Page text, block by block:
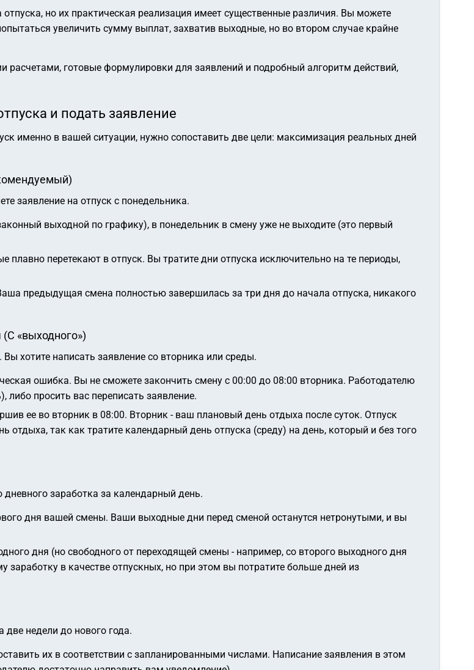
но их практическая реализация имеет существенные различия. Вы можете
увеличить сумму выплат, захватив выходные, но во втором случае крайне
готовые формулировки для заявлений и подробный алгоритм действий,
и подать заявление
именно в вашей ситуации, нужно сопоставить две цели: максимизация реальных дней
заявление на отпуск с понедельника.
выходной по графику), в понедельник в смену уже не выходите (это первый
перетекают в отпуск. Вы тратите дни отпуска исключительно на те периоды,
предыдущая смена полностью завершилась за три дня до начала отпуска, никакого
«выходного»)
хотите написать заявление со вторника или среды.
ошибка. Вы не сможете закончить смену с 00:00 до 08:00 вторника. Работодателю
либо просить вас переписать заявление.
ее во вторник в 08:00. Вторник - ваш плановый день отдыха после суток. Отпуск
отдыха, так как тратите календарный день отпуска (среду) на день, который и без того
заработка за календарный день.
дня вашей смены. Ваши выходные дни перед сменой останутся нетронутыми, и вы
дня (но свободного от переходящей смены - например, со второго выходного дня
в качестве отпускных, но при этом вы потратите больше дней из
две недели до нового года.
их в соответствии с запланированными числами. Написание заявления в этом